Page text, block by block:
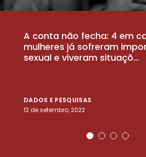
A conta não fecha: 4 em
mulheres já sofreram
sexual e viveram situaçõ...
DADOS E PESQUISAS
12 de setembro, 2022